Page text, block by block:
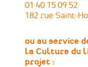
01 40 15 09 52
182 rue Saint-
ou au service
la Culture du
projet :